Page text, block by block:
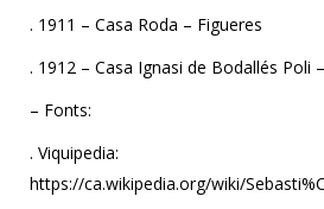
. 1911 – Casa Roda – Figueres
. 1912 – Casa Ignasi de Bodallés Poli
– Fonts:
. Viquipedia:
https://ca.wikipedia.org/wiki/